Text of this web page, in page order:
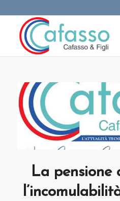
La pensione